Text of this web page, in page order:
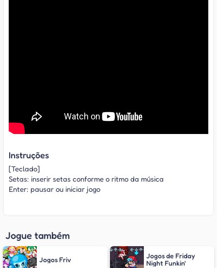
Instruções
[Teclado]
Setas: inserir setas conforme o ritmo da música
Enter: pausar ou iniciar jogo
Jogue também
Jogos Friv
Jogos de Friday
Night Funkin'